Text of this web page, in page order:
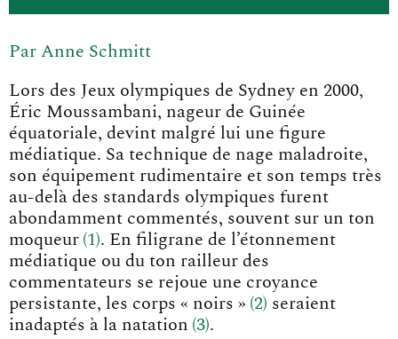
Par Anne Schmitt
Lors des Jeux olympiques de Sydney en 2000,
Éric Moussambani, nageur de Guinée
équatoriale, devint malgré lui une figure
médiatique. Sa technique de nage maladroite,
son équipement rudimentaire et son temps très
au-delà des standards olympiques furent
abondamment commentés, souvent sur un ton
moqueur 1 . En filigrane de l’étonnement
médiatique ou du ton railleur des
commentateurs se rejoue une croyance
persistante, les corps « noirs » 2 seraient
inadaptés à la natation 3 .